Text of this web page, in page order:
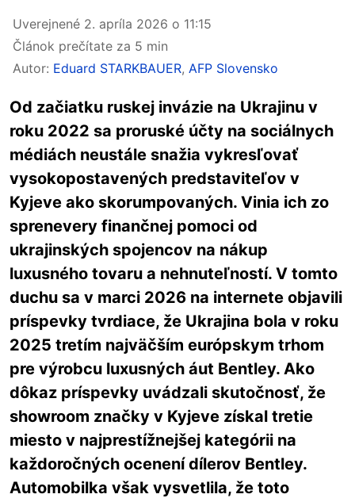
Uverejnené 2. apríla 2026 o 11:15
Článok prečítate za 5 min
Autor: Eduard STARKBAUER, AFP Slovensko
Od začiatku ruskej invázie na Ukrajinu v
roku 2022 sa proruské účty na sociálnych
médiách neustále snažia vykresľovať
vysokopostavených predstaviteľov v
Kyjeve ako skorumpovaných. Vinia ich zo
sprenevery finančnej pomoci od
ukrajinských spojencov na nákup
luxusného tovaru a nehnuteľností. V tomto
duchu sa v marci 2026 na internete objavili
príspevky tvrdiace, že Ukrajina bola v roku
2025 tretím najväčším európskym trhom
pre výrobcu luxusných áut Bentley. Ako
dôkaz príspevky uvádzali skutočnosť, že
showroom značky v Kyjeve získal tretie
miesto v najprestížnejšej kategórii na
každoročných ocenení dílerov Bentley.
Automobilka však vysvetlila, že toto